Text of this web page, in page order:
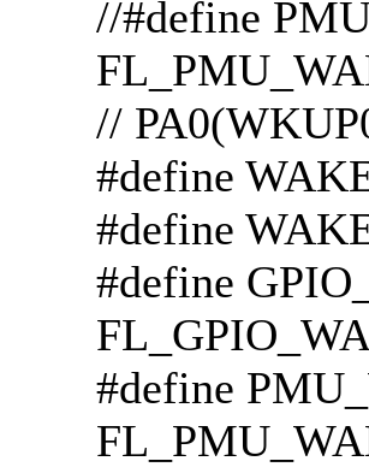
//#define
//
#define
#define
#define
#define